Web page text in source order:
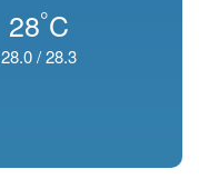
28°C
28.0/28.3